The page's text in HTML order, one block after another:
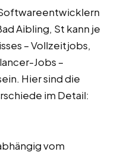
Aibling, St kann je
– Vollzeitjobs,
Jobs –
Hier sind die
im Detail:
vom